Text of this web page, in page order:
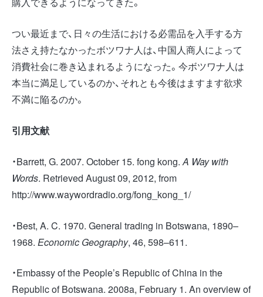
つい最近まで、日々の生活における必需品を入手する方
法さえ持たなかったボツワナ人は、中国人商人によって
消費社会に巻き込まれるようになった。今ボツワナ人は
本当に満足しているのか、それとも今後はますます欲求
不満に陥るのか。
引用文献
・Barrett, G. 2007. October 15. fong kong. A Way with
Words. Retrieved August 09, 2012, from
http://www.waywordradio.org/fong_kong_1/
・Best, A. C. 1970. General trading in Botswana, 1890–
1968. Economic Geography, 46, 598–611.
・Embassy of the People’s Republic of China in the
Republic of Botswana. 2008a, February 1. An overview of